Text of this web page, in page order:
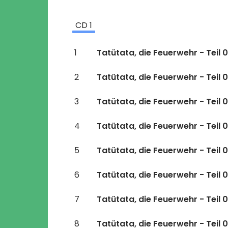
CD1
1 Tatütata, die Feuerwehr - Teil
2 Tatütata, die Feuerwehr - Teil
3 Tatütata, die Feuerwehr - Teil
4 Tatütata, die Feuerwehr - Teil
5 Tatütata, die Feuerwehr - Teil
6 Tatütata, die Feuerwehr - Teil
7 Tatütata, die Feuerwehr - Teil
8 Tatütata, die Feuerwehr - Teil